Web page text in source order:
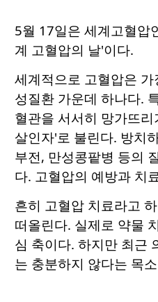
5월 17일은 세계고혈압
계 고혈압의 날'이다.
세계적으로 고혈압은
성질환 가운데 하나다.
혈관을 서서히 망가뜨
살인자'로 불린다. 방치
부전, 만성콩팥병 등의
다. 고혈압의 예방과 치
흔히 고혈압 치료라고
떠올린다. 실제로 약물
심 축이다. 하지만 최근
는 충분하지 않다는 목